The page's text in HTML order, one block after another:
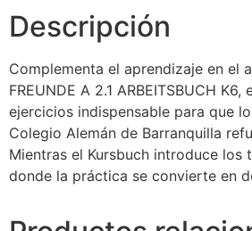
Descripción
Complementa el aprendizaje en el
FREUNDE A 2.1 ARBEITSBUCH
ejercicios indispensable para que
Colegio Alemán de Barranquilla
Mientras el Kursbuch introduce los
donde la práctica se convierte en